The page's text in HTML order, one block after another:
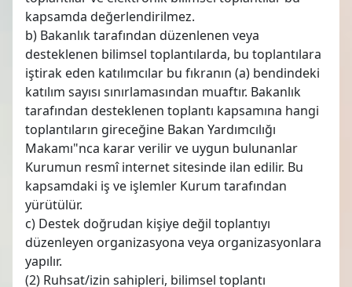
kapsamda değerlendirilmez.
b) Bakanlık tarafından düzenlenen veya
desteklenen bilimsel toplantılarda, bu toplantılara
iştirak eden katılımcılar bu fıkranın (a) bendindeki
katılım sayısı sınırlamasından muaftır. Bakanlık
tarafından desteklenen toplantı kapsamına hangi
toplantıların gireceğine Bakan Yardımcılığı
Makamı"nca karar verilir ve uygun bulunanlar
Kurumun resmî internet sitesinde ilan edilir. Bu
kapsamdaki iş ve işlemler Kurum tarafından
yürütülür.
c) Destek doğrudan kişiye değil toplantıyı
düzenleyen organizasyona veya organizasyonlara
yapılır.
(2) Ruhsat/izin sahipleri, bilimsel toplantı